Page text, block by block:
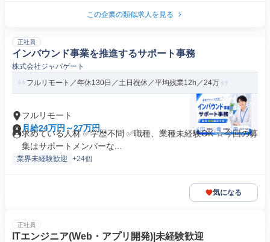
この企業の類似求人を見る
正社員
インバウンド事業を推進するサポート事務
株式会社ジャパゲート
フルリモート／年休130日／土日祝休／平均残業12h／24万
フルリモート
月給24万円～27万円
求めている人材 ✅学歴不問 ✅職種、業種未経験OK ☆今回の募
集はサポートメンバーな...
業界未経験歓迎 +24個
気になる
正社員
ITエンジニア(Web・アプリ開発)|未経験歓迎